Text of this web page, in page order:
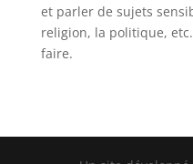
et parler de sujets
religion, la politique,
faire.